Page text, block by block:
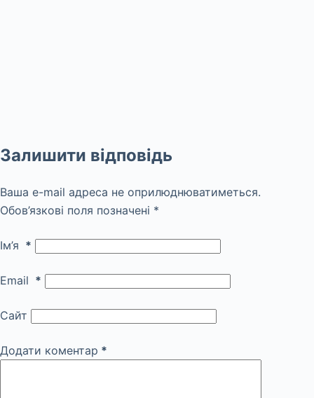
Залишити відповідь
Ваша e-mail адреса не оприлюднюватиметься.
Обов’язкові поля позначені *
Ім’я *
Email *
Сайт
Додати коментар *